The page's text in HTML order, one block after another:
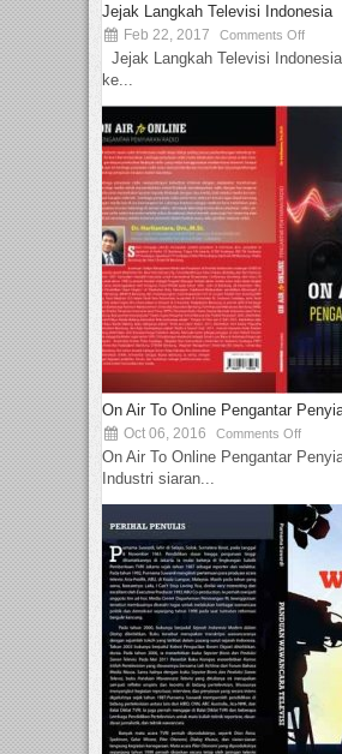
Jejak Langkah Televisi Indonesia
Feb 22, 2017 Comments Off
Jejak Langkah Televisi Indonesia
ke...
On Air To Online Pengantar
Oct 06, 2016 Comments Off
On Air To Online Pengantar
Industri siaran...